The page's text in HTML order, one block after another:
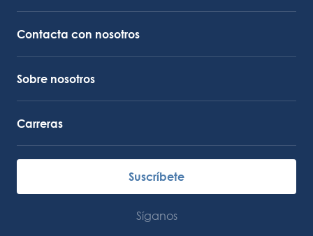
Contacta con nosotros
Sobre nosotros
Carreras
Suscríbete
Síganos